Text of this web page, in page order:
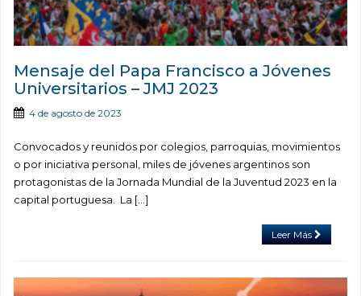
Mensaje del Papa Francisco a Jóvenes
Universitarios – JMJ 2023
4 de agosto de 2023
Convocados y reunidos por colegios, parroquias, movimientos
o por iniciativa personal, miles de jóvenes argentinos son
protagonistas de la Jornada Mundial de la Juventud 2023 en la
capital portuguesa. La […]
Leer Más